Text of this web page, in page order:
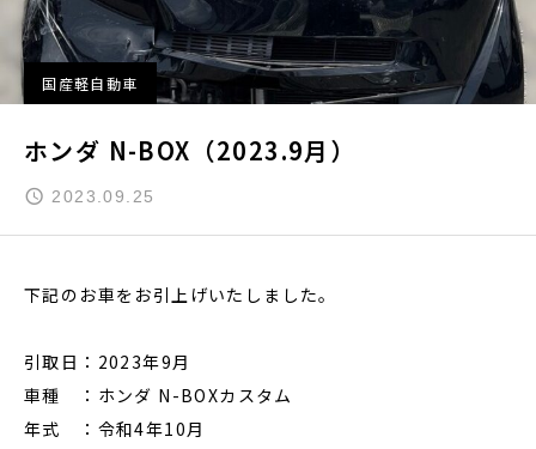
国産軽自動車
ホンダ N-BOX（2023.9月）
2023.09.25
下記のお車をお引上げいたしました。
引取日：2023年9月
車種 ：ホンダ N-BOXカスタム
年式 ：令和4年10月